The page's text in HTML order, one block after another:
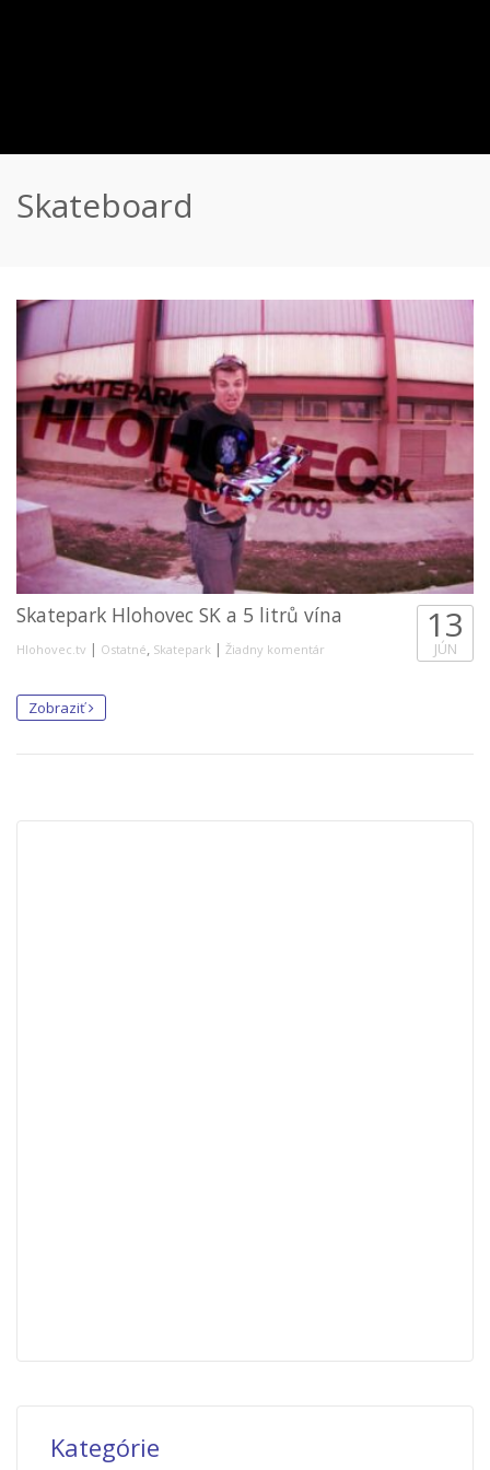
Skateboard
Skatepark Hlohovec SK a 5 litrů vína
Hlohovec.tv | Ostatné, Skatepark | Žiadny komentár
13
JÚN
Zobraziť
Kategórie